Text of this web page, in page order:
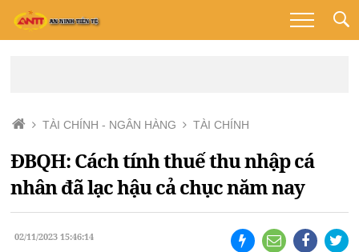
TÀI CHÍNH - NGÂN HÀNG TÀI CHÍNH
ĐBQH: Cách tính thuế thu nhập cá
nhân đã lạc hậu cả chục năm nay
02/11/2023 15:46:14